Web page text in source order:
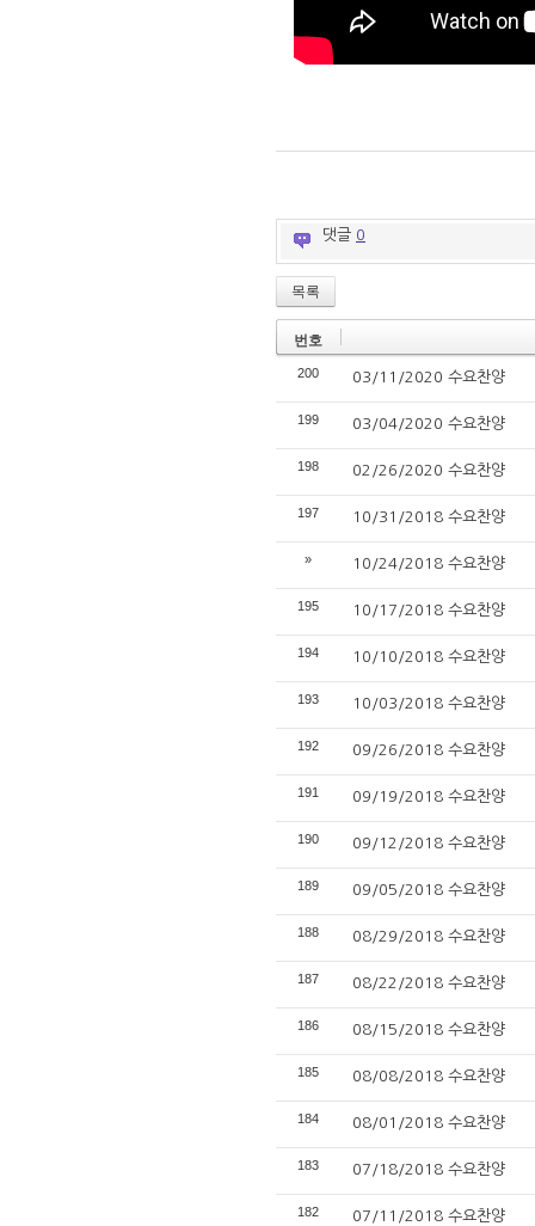
댓글 0
목록
번호
200 03/11/2020 수요찬양
199 03/04/2020 수요찬양
198 02/26/2020 수요찬양
197 10/31/2018 수요찬양
» 10/24/2018 수요찬양
195 10/17/2018 수요찬양
194 10/10/2018 수요찬양
193 10/03/2018 수요찬양
192 09/26/2018 수요찬양
191 09/19/2018 수요찬양
190 09/12/2018 수요찬양
189 09/05/2018 수요찬양
188 08/29/2018 수요찬양
187 08/22/2018 수요찬양
186 08/15/2018 수요찬양
185 08/08/2018 수요찬양
184 08/01/2018 수요찬양
183 07/18/2018 수요찬양
182 07/11/2018 수요찬양